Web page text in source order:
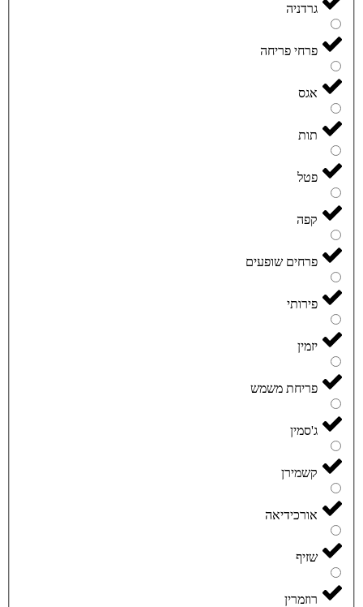
גרדניה
פרחי פריחה
אגס
תות
פטל
קפה
פרחים שופעים
פירותי
יזמין
פריחת משמש
ג'סמין
קשמירן
אורכידיאה
שזיף
רוזמרין